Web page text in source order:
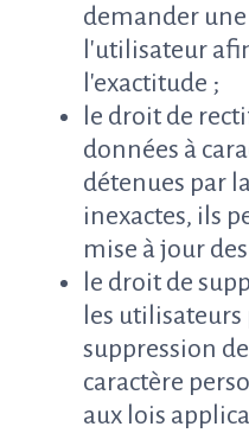
demander
l'utilisateur
l'exactitude ;
le droit de
données à
détenues par
inexactes, ils
mise à jour
le droit de
les
suppression
caractère
aux lois